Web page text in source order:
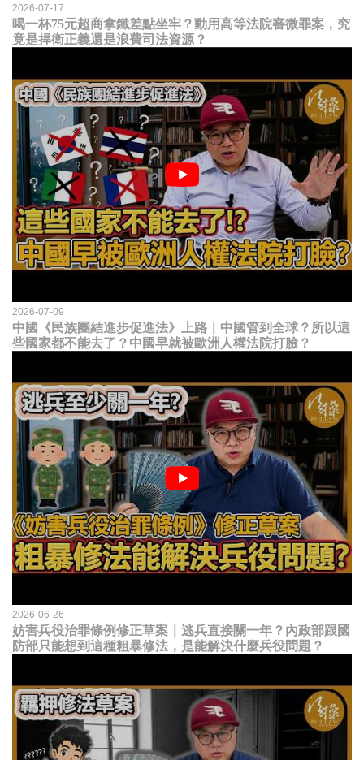
2026-07-17
喝一杯75元超商拿鐵差點坐牢？動用高等法院審微罪案，究
竟是捍衛正義還是浪費司法資源？
2026-07-09
中國《民族團結進步促進法》上路｜中國管到全球？所以這
些國家都不能去了？中國早就被歐洲人權法院打臉？
2026-06-26
妨害兵役治罪條例修正草案｜逃兵直接關一年？內政部跟國
防部只能想到這種粗暴修法，是能解決什麼兵役問題？